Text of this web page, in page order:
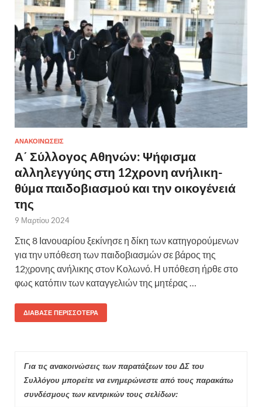
ΑΝΑΚΟΙΝΩΣΕΙΣ
Α΄ Σύλλογος Αθηνών: Ψήφισμα
αλληλεγγύης στη 12χρονη ανήλικη-
θύμα παιδοβιασμού και την οικογένειά
της
9 Μαρτίου 2024
Στις 8 Ιανουαρίου ξεκίνησε η δίκη των κατηγορούμενων
για την υπόθεση των παιδοβιασμών σε βάρος της
12χρονης ανήλικης στoν Κολωνό. Η υπόθεση ήρθε στο
φως κατόπιν των καταγγελιών της μητέρας …
ΔΙΆΒΑΣΕ ΠΕΡΙΣΣΌΤΕΡΑ
Για τις ανακοινώσεις των παρατάξεων του ΔΣ του
Συλλόγου μπορείτε να ενημερώνεστε από τους παρακάτω
συνδέσμους των κεντρικών τους σελίδων: